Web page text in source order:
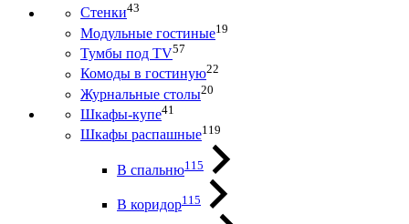
Стенки43
Модульные гостиные19
Тумбы под ТV57
Комоды в гостиную22
Журнальные столы20
Шкафы-купе41
Шкафы распашные119
В спальню115
В коридор115